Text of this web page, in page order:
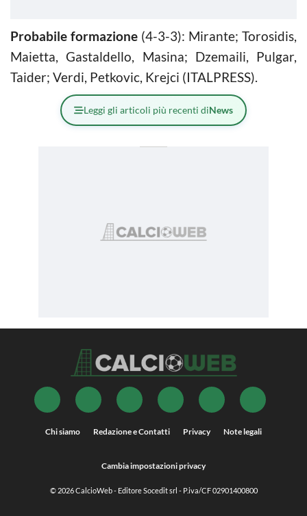
Probabile formazione (4-3-3): Mirante; Torosidis,
Maietta, Gastaldello, Masina; Dzemaili, Pulgar,
Taider; Verdi, Petkovic, Krejci (ITALPRESS).
Leggi gli articoli più recenti diNews
Chi siamo Redazione e Contatti Privacy Note legali
Cambia impostazioni privacy
© 2026CalcioWeb- Editore Socedit srl - P.iva/CF 02901400800